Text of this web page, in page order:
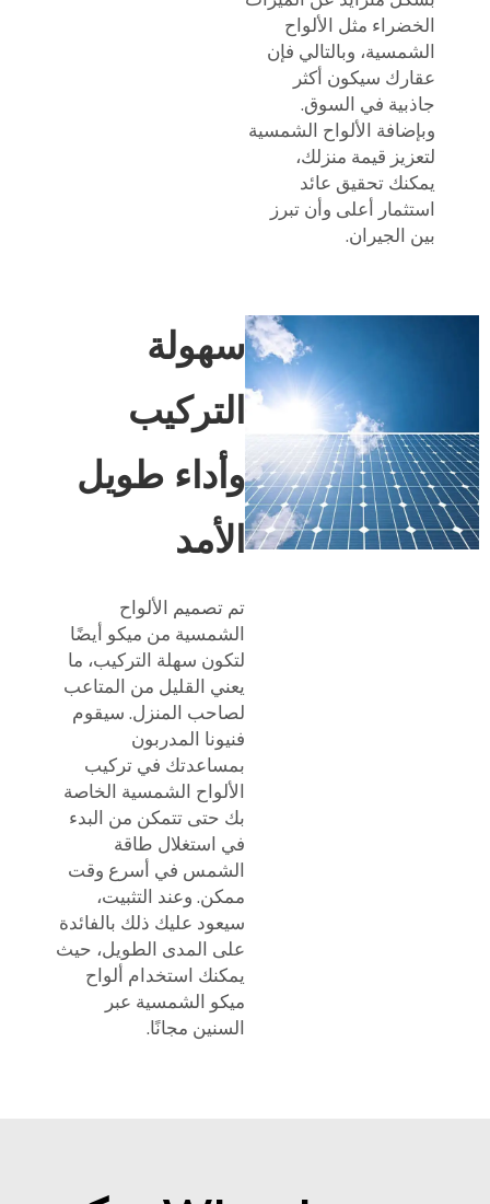
الخضراء مثل الألواح
الشمسية، وبالتالي فإن
عقارك سيكون أكثر
جاذبية في السوق.
وبإضافة الألواح الشمسية
لتعزيز قيمة منزلك،
يمكنك تحقيق عائد
استثمار أعلى وأن تبرز
بين الجيران.
سهولة
التركيب
وأداء طويل
الأمد
تم تصميم الألواح
الشمسية من ميكو أيضًا
لتكون سهلة التركيب، ما
يعني القليل من المتاعب
لصاحب المنزل. سيقوم
فنيونا المدربون
بمساعدتك في تركيب
الألواح الشمسية الخاصة
بك حتى تتمكن من البدء
في استغلال طاقة
الشمس في أسرع وقت
ممكن. وعند التثبيت،
سيعود عليك ذلك بالفائدة
على المدى الطويل، حيث
يمكنك استخدام ألواح
ميكو الشمسية عبر
السنين مجانًا.